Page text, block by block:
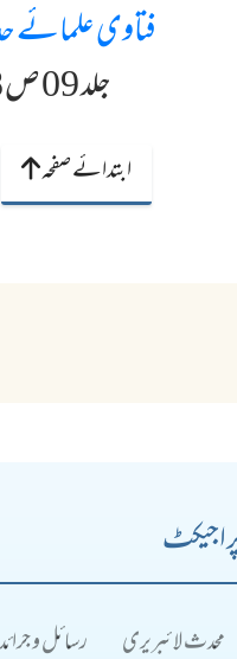
فتاوی
جلد 09 ص 338
ابتدائے صفحہ
محدث لائبریری رسائل و جرائد